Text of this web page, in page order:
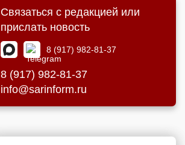
Связаться с редакцией или
прислать новость
8 (917) 982-81-37
8 (917) 982-81-37
info@sarinform.ru